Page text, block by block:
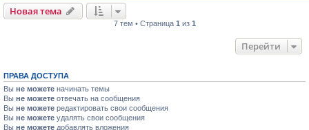
Новая тема
Новаятема
7 тем • Страница 1 из 1
Перейти
ПРАВА ДОСТУПА
Вы не можете начинать темы
Вы не можете отвечать на сообщения
Вы не можете редактировать свои сообщения
Вы не можете удалять свои сообщения
Вы не можете добавлять вложения